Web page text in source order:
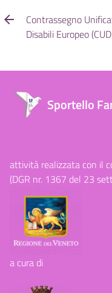
Contrassegno
Disabili Europeo
Sportello
attività realizzata con il
(DGR nr. 1367 del 23
a cura di